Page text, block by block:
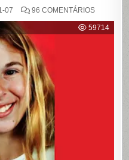
07 96 COMENTÁRIOSEM
59714